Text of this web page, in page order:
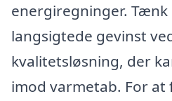
energiregninger.
langsigtede gevinst
kvalitetsløsning, der
imod varmetab. For at